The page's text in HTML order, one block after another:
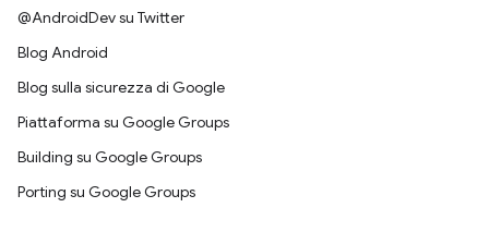
@AndroidDev su Twitter
Blog Android
Blog sulla sicurezza di Google
Piattaforma su Google Groups
Building su Google Groups
Porting su Google Groups